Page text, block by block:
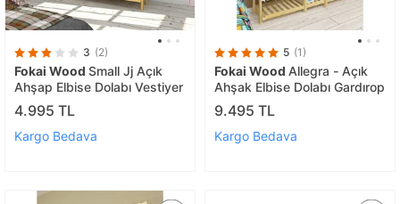
3 (2)
Fokai Wood Small Jj Açık
Ahşap Elbise Dolabı Vestiyer
4.995 TL
Kargo Bedava
5 (1)
Fokai Wood Allegra - Açık
Ahşak Elbise Dolabı Gardırop
9.495 TL
Kargo Bedava